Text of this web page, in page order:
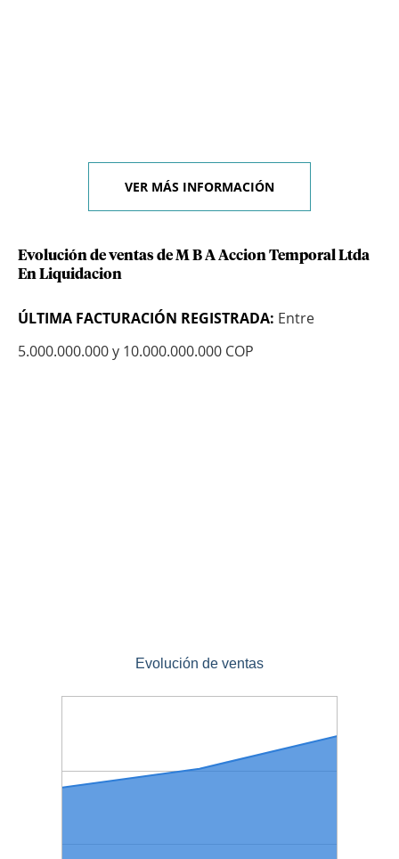
VER MÁS INFORMACIÓN
Evolución de ventas de M B A Accion Temporal Ltda
En Liquidacion
ÚLTIMA FACTURACIÓN REGISTRADA: Entre
5.000.000.000 y 10.000.000.000 COP
Evolución de ventas